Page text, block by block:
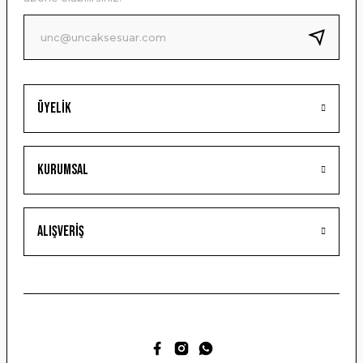
Ürün fiyatı diğer sitelerden daha pahalı.
Bu ürüne benzer farklı alternatifler olmalı.
Gönder
Üyelik
Kurumsal
Alışveriş